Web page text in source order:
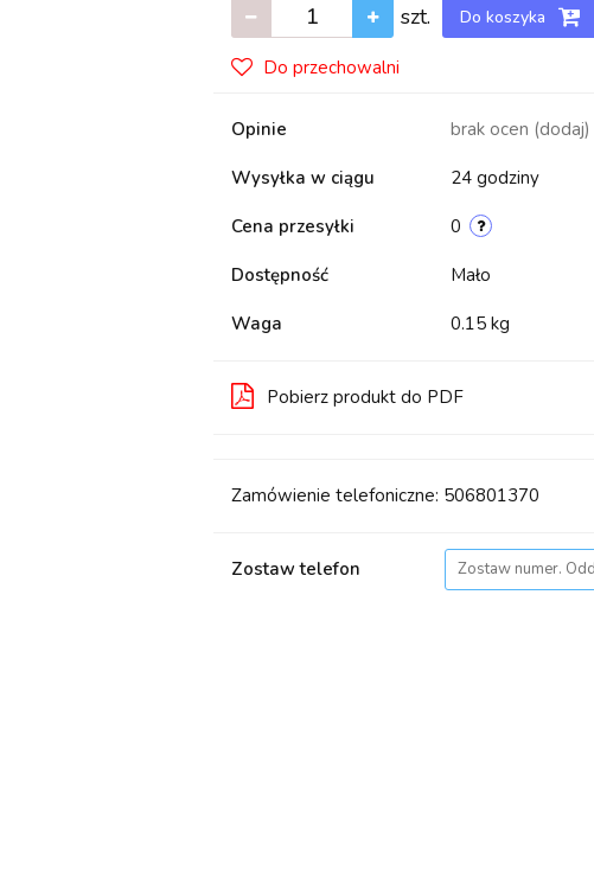
szt. Do koszyka
Do przechowalni
Opinie brak ocen (dodaj)
Wysyłka w ciągu 24 godziny
Cena przesyłki 0
Dostępność Mało
Waga 0.15 kg
Pobierz produkt do PDF
Zamówienie telefoniczne: 506801370
Zostaw telefon